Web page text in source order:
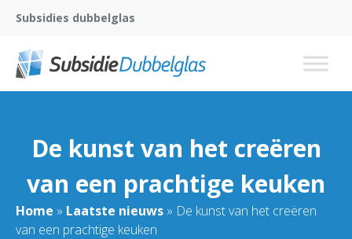
Subsidies dubbelglas
De kunst van het creëren
van een prachtige keuken
Home » Laatste nieuws » De kunst van het creëren
van een prachtige keuken